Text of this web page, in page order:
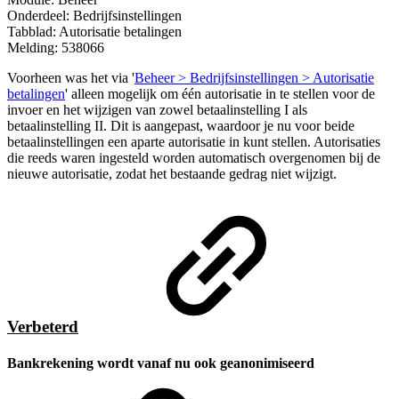
Onderdeel: Bedrijfsinstellingen
Tabblad: Autorisatie betalingen
Melding: 538066
Voorheen was het via 'Beheer > Bedrijfsinstellingen > Autorisatie
betalingen' alleen mogelijk om één autorisatie in te stellen voor de
invoer en het wijzigen van zowel betaalinstelling I als
betaalinstelling II. Dit is aangepast, waardoor je nu voor beide
betaalinstellingen een aparte autorisatie in kunt stellen. Autorisaties
die reeds waren ingesteld worden automatisch overgenomen bij de
nieuwe autorisatie, zodat het bestaande gedrag niet wijzigt.
Verbeterd
Bankrekening wordt vanaf nu ook geanonimiseerd